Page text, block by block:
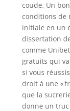
coude. Un
conditions de
initiale en un
dissertation
comme
gratuits qui
si vous
droit à une «
que la
donne un